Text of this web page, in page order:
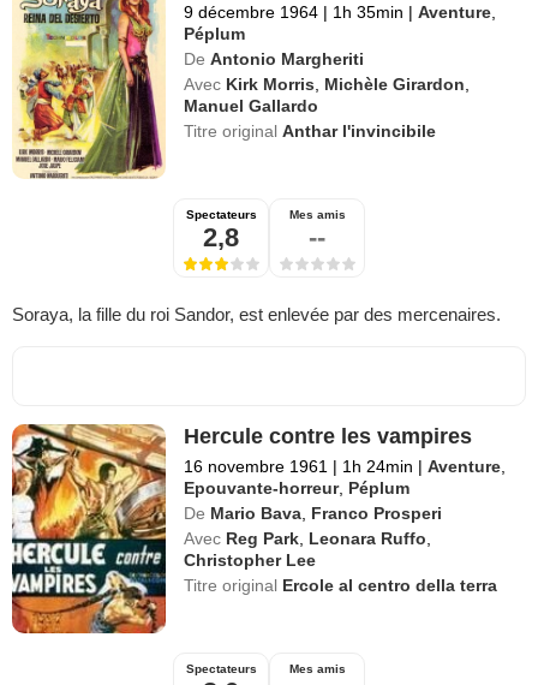
9 décembre 1964 | 1h 35min | Aventure
Péplum
De Antonio Margheriti
Avec Kirk Morris Michèle Girardon
Manuel Gallardo
Titre originalAnthar l'invincibile
Spectateurs
2,8
Mes amis
--
Soraya, la fille du roi Sandor, est enlevée par des mercenaires.
Hercule contre les vampires
16 novembre 1961 | 1h 24min | Aventure
Epouvante-horreur, Péplum
De Mario Bava Franco Prosperi
Avec Reg Park Leonara Ruffo
Christopher Lee
Titre original Ercole al centro della terra
Spectateurs Mes amis